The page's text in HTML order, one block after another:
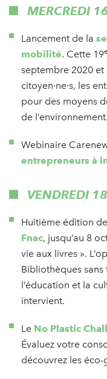
MERCREDI
Lancement de la
mobilité. Cette 19
septembre 2020
citoyen·ne·s, les
pour des moyens
de l’environnement.
Webinaire
entrepreneurs à
VENDREDI
Huitième édition
Fnac, jusqu’au 8
vie aux livres ».
Bibliothèques
l’éducation et la
intervient.
Le No Plastic
Évaluez votre
découvrez les